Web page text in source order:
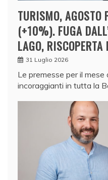
TURISMO,
(+10%). FUGA
LAGO,
31 Luglio 2026
Le premesse per il
incoraggianti in tutta la